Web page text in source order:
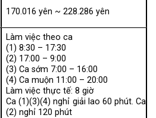
170.016 yên ~ 228.286 yên
Làm việc theo ca
(1) 8:30 – 17:30
(2) 17:00 – 9:00
(3) Ca sớm 7:00 – 16:00
(4) Ca muộn 11:00 – 20:00
Làm việc thực tế: 8 giờ
Ca (1)(3)(4) nghỉ giải lao 60 phút. Ca
(2) nghỉ 120 phút